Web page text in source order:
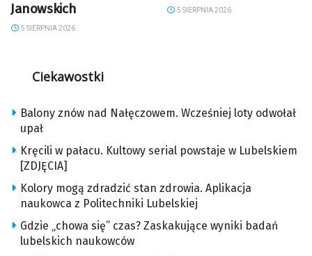
Janowskich
5 SIERPNIA 2026
5 SIERPNIA 2026
Ciekawostki
Balony znów nad Nałęczowem. Wcześniej loty odwołał
upał
Kręcili w pałacu. Kultowy serial powstaje w Lubelskiem
[ZDJĘCIA]
Kolory mogą zdradzić stan zdrowia. Aplikacja
naukowca z Politechniki Lubelskiej
Gdzie „chowa się” czas? Zaskakujące wyniki badań
lubelskich naukowców